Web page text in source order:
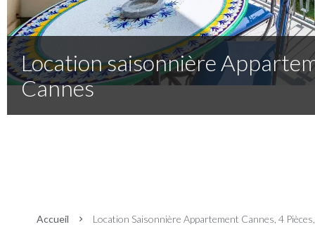
Location saisonnière
Cannes
Accueil Location Saisonnière Appartement Cannes, 4